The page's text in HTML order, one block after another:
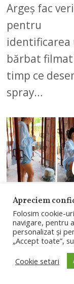
Argeș fac
pentru
identificarea
bărbat
timp ce
spray…
AUGUST 7,
(Video)
arată „la
casa pe
o
Apreciem
Folosim cookie-
navigare, pentru
personalizat și
„Accept toate”,
Cookie setari